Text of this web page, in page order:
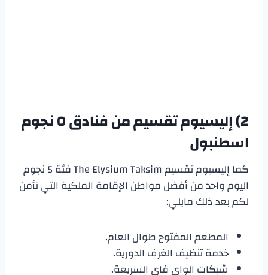
2) إليسيوم تقسيم من
فنادق ٥ نجوم
اسطنبول
كما إليسيوم تقسيم The Elysium Taksim فئة 5 نجوم
اليوم واحد من أفضل مواطن الإقامة الملكية التي تأمن
لكم بعد ذلك مايلي:
المطعم المفتوح طوال العام.
خدمة تنظيف الغرف الدورية.
شبكات الواي فاي السريعة.